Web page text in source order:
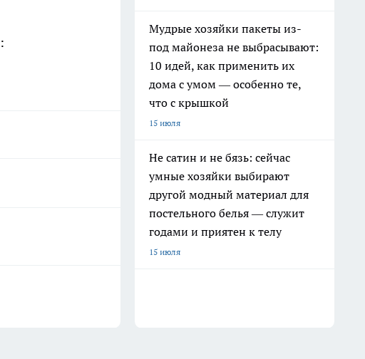
:
Мудрые хозяйки пакеты из-
под майонеза не выбрасывают:
10 идей, как применить их
дома с умом — особенно те,
что с крышкой
15 июля
Не сатин и не бязь: сейчас
умные хозяйки выбирают
другой модный материал для
постельного белья — служит
годами и приятен к телу
15 июля